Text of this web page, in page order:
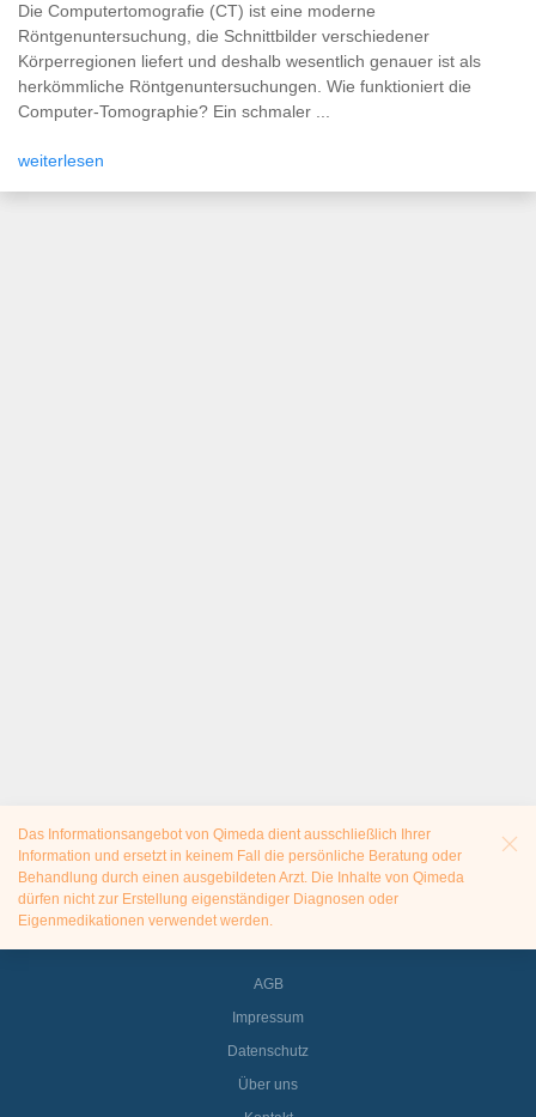
Die Computertomografie (CT) ist eine moderne
Röntgenuntersuchung, die Schnittbilder verschiedener
Körperregionen liefert und deshalb wesentlich genauer ist als
herkömmliche Röntgenuntersuchungen. Wie funktioniert die
Computer-Tomographie? Ein schmaler ...
weiterlesen
Das Informationsangebot von Qimeda dient ausschließlich Ihrer
Information und ersetzt in keinem Fall die persönliche Beratung oder
Behandlung durch einen ausgebildeten Arzt. Die Inhalte von Qimeda
dürfen nicht zur Erstellung eigenständiger Diagnosen oder
Eigenmedikationen verwendet werden.
AGB
Impressum
Datenschutz
Über uns